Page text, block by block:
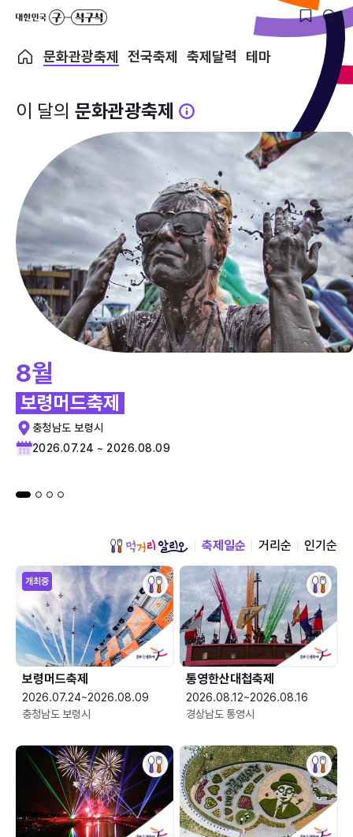
문화관광축제 전국축제 축제달력 테마
이 달의 문화관광축제
8월
보령머드축제
충청남도 보령시
2026.07.24 ~ 2026.08.09
축제일순 거리순 인기순
개최중
보령머드축제
2026.07.24~2026.08.09
충청남도 보령시
통영한산대첩축제
2026.08.12~2026.08.16
경상남도 통영시